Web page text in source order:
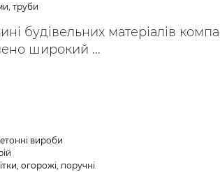
труби
будівельних матеріалів
широкий ...
вироби
огорожі, поручні